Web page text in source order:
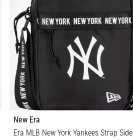
New Era
Era MLB New York Yankees Strap Side